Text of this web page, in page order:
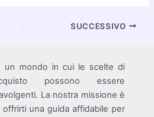
SUCCESSIVO
un mondo in cui le scelte di
possono essere
La nostra missione è
offrirti una guida affidabile per